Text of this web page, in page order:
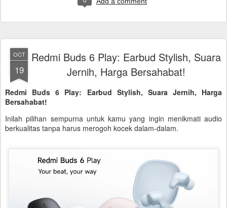
OCT
19
Redmi Buds 6 Play: Earbud Stylish, Suara
Jernih, Harga Bersahabat!
Redmi Buds 6 Play: Earbud Stylish, Suara Jernih, Harga
Bersahabat!
Inilah pilihan sempurna untuk kamu yang ingin menikmati audio
berkualitas tanpa harus merogoh kocek dalam-dalam.